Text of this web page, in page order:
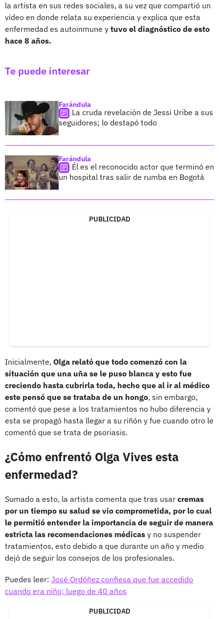
la artista en sus redes sociales, a su vez que compartió un
vídeo en donde relata su experiencia y explica que esta
enfermedad es autoinmune y tuvo el diagnóstico de esto
hace 8 años.
Te puede interesar
Farándula
La cruda revelación de Jessi Uribe a sus
seguidores; lo destapó todo
Farándula
Él es el reconocido actor que terminó en
un hospital tras salir de rumba en Bogotá
PUBLICIDAD
Inicialmente, Olga relató que todo comenzó con la
situación que una uña se le puso blanca y esto fue
creciendo hasta cubrirla toda, hecho que al ir al médico
este pensó que se trataba de un hongo, sin embargo,
comentó que pese a los tratamientos no hubo diferencia y
esta se propagó hasta llegar a su riñón y fue cuando otro le
comentó que se trata de psoriasis.
¿Cómo enfrentó Olga Vives esta
enfermedad?
Sumado a esto, la artista comenta que tras usar cremas
por un tiempo su salud se vio comprometida, por lo cual
le permitió entender la importancia de seguir de manera
estricta las recomendaciones médicas y no suspender
tratamientos, esto debido a que durante un año y medio
dejó de seguir los consejos de los profesionales.
Puedes leer: José Ordóñez confiesa que fue accedido
cuando era niño; luego de 40 años
PUBLICIDAD